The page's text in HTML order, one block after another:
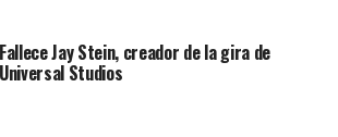
Fallece Jay Stein, creador de la gira de
Universal Studios